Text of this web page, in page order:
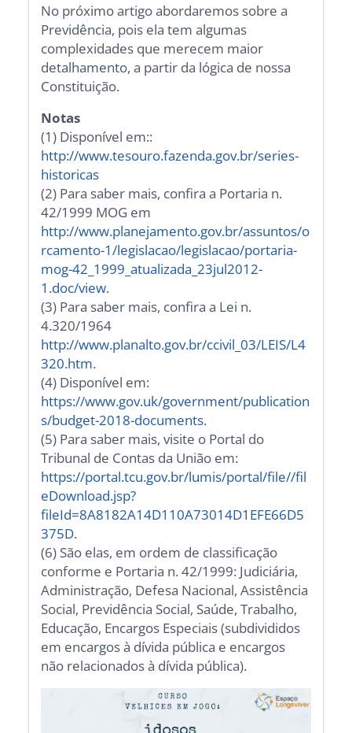
No próximo artigo abordaremos sobre a
Previdência, pois ela tem algumas
complexidades que merecem maior
detalhamento, a partir da lógica de nossa
Constituição.
Notas
(1) Disponível em::
http://www.tesouro.fazenda.gov.br/series-
historicas
(2) Para saber mais, confira a Portaria n.
42/1999 MOG em
http://www.planejamento.gov.br/assuntos/o
rcamento-1/legislacao/legislacao/portaria-
mog-42_1999_atualizada_23jul2012-
1.doc/view.
(3) Para saber mais, confira a Lei n.
4.320/1964
http://www.planalto.gov.br/ccivil_03/LEIS/L4
320.htm.
(4) Disponível em:
https://www.gov.uk/government/publication
s/budget-2018-documents.
(5) Para saber mais, visite o Portal do
Tribunal de Contas da União em:
https://portal.tcu.gov.br/lumis/portal/file//fil
eDownload.jsp?
fileId=8A8182A14D110A73014D1EFE66D5
375D.
(6) São elas, em ordem de classificação
conforme e Portaria n. 42/1999: Judiciária,
Administração, Defesa Nacional, Assistência
Social, Previdência Social, Saúde, Trabalho,
Educação, Encargos Especiais (subdivididos
em encargos à dívida pública e encargos
não relacionados à dívida pública).